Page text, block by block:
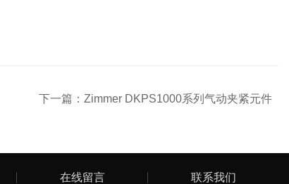
下一篇： Zimmer DKPS1000系列气动夹紧元件
在线留言 联系我们